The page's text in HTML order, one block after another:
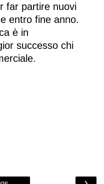
far partire nuovi
entro fine anno.
è in
successo chi